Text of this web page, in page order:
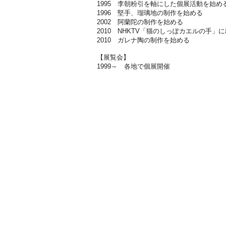
1995 李朝粉引を軸にした個展活動を始め
1996 堅手、瑠璃地の制作を始める
2002 阿蘭陀の制作を始める
2010 NHKTV「猫のしっぽカエルの手」に
2010 ガレナ陶の制作を始める
【展覧会】
1999～ 各地で個展開催